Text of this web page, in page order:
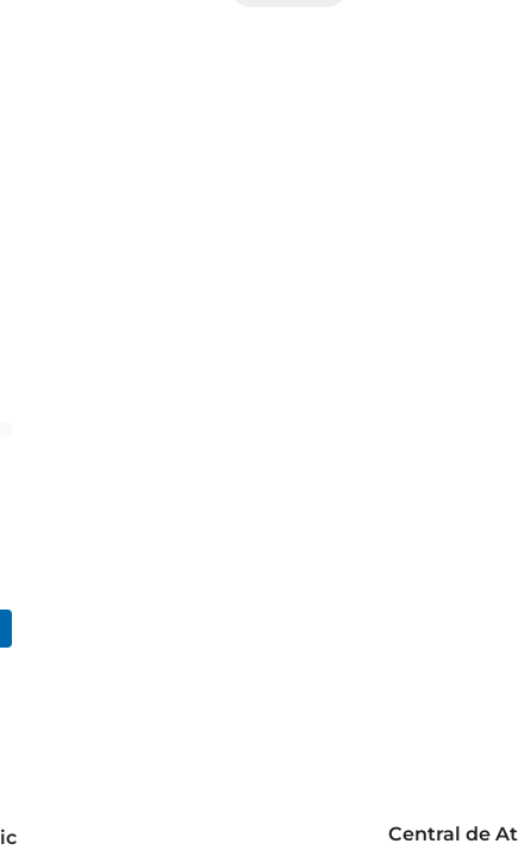
para a sua saúde. A carne de acém é rica em
mais práticas e saborosas, permitindo que você
Central de